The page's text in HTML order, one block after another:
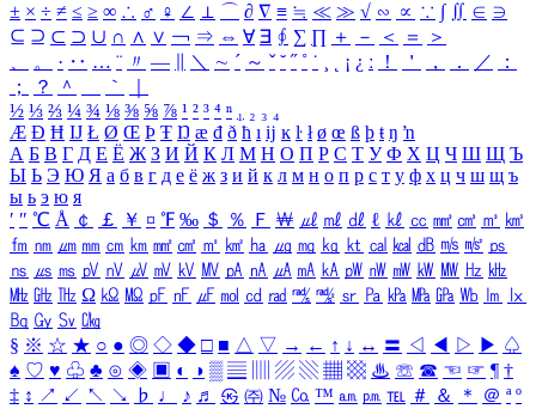
± × ÷ ≠ ≤ ≥ ∞ ∴ ♂ ♀ ∠ ⊥ ⌒ ∂ ∇ ≡ ≒ ≪ ≫ √ ∽ ∝ ∵ ∫ ∬ ∈ ∋
⊆ ⊇ ⊂ ⊃ ∪ ∩ ∧ ∨ ￢ ⇒ ⇔ ∀ ∃ ∮ ∑ ∏ ＋ － ＜ ＝
＞
、
。 · ‥ … ¨ 〃 ― ＼ ∼ ´ ～ ˇ ˘ ˝ ˚ ˙ ¸ ¡ ¿ ː ！ ＇ ， ． ／
：
；
？ ＾ ｀
½ ⅓ ⅔ ¼ ¾ ⅛ ⅜ ⅝ ⅞ ¹ ² ³ ⁴ ⁿ ₁ ₂ ₃ ₄
Æ Ð Ħ Ĳ Ł Ø Œ Þ Ŧ Ŋ æ đ ð ħ ı ĳ ĸ ŀ ł ø œ ß þ ŧ ŋ ŉ
А Б В Г Д Е Ё Ж З И Й К Л М Н О П Р С Т У Ф Х Ц Ч Ш Щ Ъ
Ы Ь Э Ю Я а б в г д е ё ж з и й к л м н о п р с т у ф х ц ч ш щ ъ
ы ь э ю я
′ ″ ℃ Å ￠ ￡ ￥ ¤ ℉ ‰ ＄ ％ Ｆ ￦ ㎕ ㎖ ㎗ ℓ ㎘ ㏄ ㎣ ㎤ ㎥ ㎦
㎙ ㎚ ㎛ ㎜ ㎝ ㎞ ㎟ ㎠ ㎡ ㎢ ㏊ ㎍ ㎎ ㎏ ㏏ ㎈ ㎉ ㏈ ㎧ ㎨ ㎰
㎱ ㎲ ㎳ ㎴ ㎵ ㎶ ㎷ ㎸ ㎹ ㎀ ㎁ ㎂ ㎃ ㎄ ㎺ ㎻ ㎽ ㎾ ㎿ ㎐ ㎑
㎒ ㎓ ㎔ Ω ㏀ ㏁ ㎊ ㎋ ㎌ ㏖ ㏅ ㎭ ㎮ ㎯ ㏛ ㎩ ㎪ ㎫ ㎬ ㏝ ㏐
㏓
㏃ ㏉ ㏜ ㏆
§ ※ ☆ ★ ○ ● ◎ ◇ ◆ □ ■ △ ▽ → ← ↑ ↓ ↔ 〓 ◁ ◀ ▷ ▶ ♤
♠ ♡ ♥ ♧ ♣ ⊙ ◈ ▣ ◐ ◑ ▒ ▤ ▨ ▧ ▦ ▩ ♨ ☏ ☎ ☜ ☞ ¶ †
‡ ↕ ↗ ↙ ↖ ↘ ♭ ♩ ♪ ♬ ㉿ ㈜ № ㏇ ™ ㏂ ㏘ ℡ ＃ ＆ ＊ ＠ ª º